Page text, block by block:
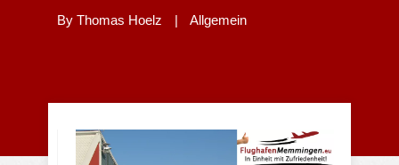
By Thomas Hoelz | Allgemein